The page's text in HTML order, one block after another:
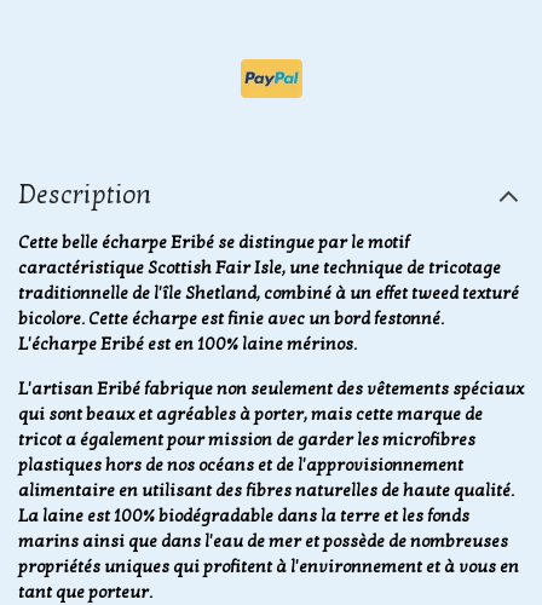
Description
Cette belle écharpe Eribé se distingue par le motif
caractéristique Scottish Fair Isle, une technique de tricotage
traditionnelle de l'île Shetland, combiné à un effet tweed texturé
bicolore. Cette écharpe est finie avec un bord festonné.
L'écharpe Eribé est en 100% laine mérinos.
L'artisan Eribé fabrique non seulement des vêtements spéciaux
qui sont beaux et agréables à porter, mais cette marque de
tricot a également pour mission de garder les microfibres
plastiques hors de nos océans et de l'approvisionnement
alimentaire en utilisant des fibres naturelles de haute qualité.
La laine est 100% biodégradable dans la terre et les fonds
marins ainsi que dans l'eau de mer et possède de nombreuses
propriétés uniques qui profitent à l'environnement et à vous en
tant que porteur.